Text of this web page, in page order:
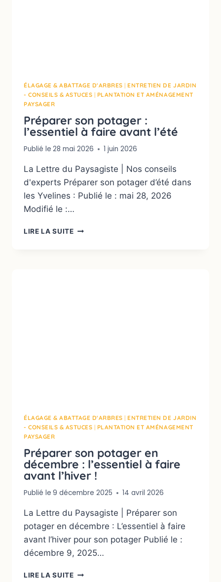
ÉLAGAGE & ABATTAGE D'ARBRES | ENTRETIEN DE JARDIN
- CONSEILS & ASTUCES | PLANTATION ET AMÉNAGEMENT
PAYSAGER
Préparer son potager :
l’essentiel à faire avant l’été
Publié le 28 mai 2026 1 juin 2026
La Lettre du Paysagiste | Nos conseils
d'experts Préparer son potager d’été dans
les Yvelines : Publié le : mai 28, 2026
Modifié le :…
LIRE LA SUITE
ÉLAGAGE & ABATTAGE D'ARBRES | ENTRETIEN DE JARDIN
- CONSEILS & ASTUCES | PLANTATION ET AMÉNAGEMENT
PAYSAGER
Préparer son potager en
décembre : l’essentiel à faire
avant l’hiver !
Publié le 9 décembre 2025 14 avril 2026
La Lettre du Paysagiste | Préparer son
potager en décembre : L’essentiel à faire
avant l’hiver pour son potager Publié le :
décembre 9, 2025…
LIRE LA SUITE